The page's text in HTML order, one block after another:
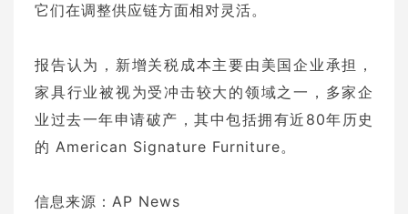
它们在调整供应链方面相对灵活。
报告认为，新增关税成本主要由美国企业承担，
家具行业被视为受冲击较大的领域之一，多家企
业过去一年申请破产，其中包括拥有近80年历史
的 American Signature Furniture。
信息来源：AP News